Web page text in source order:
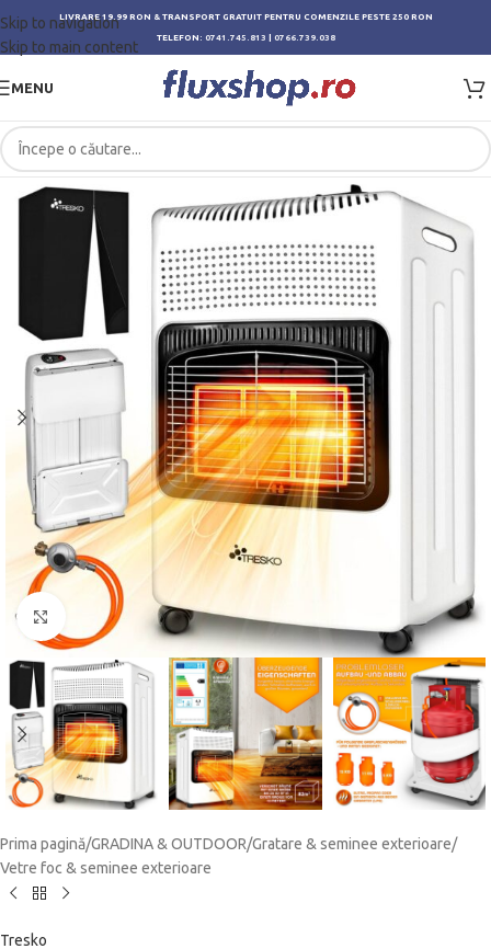
Skip to navigation
Skip to main content
LIVRARE 19.99 RON & TRANSPORT GRATUIT PENTRU COMENZILE PESTE 250 RON
TELEFON: 0741.745.813 0766.739.038
MENU
Click to enlarge
Prima pagină/GRADINA & OUTDOOR/Gratare & seminee exterioare/
Vetre foc & seminee exterioare
Tresko